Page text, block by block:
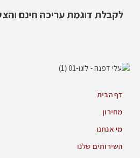
לקבלת דוגמת עריכה חינם
דף הבית
מחירון
מי אנחנו
השירותים שלנו